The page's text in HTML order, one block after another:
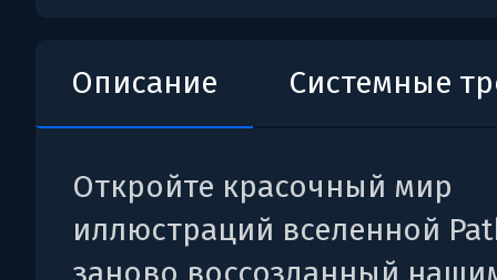
Описание Системные
Откройте красочный мир
иллюстраций вселенной